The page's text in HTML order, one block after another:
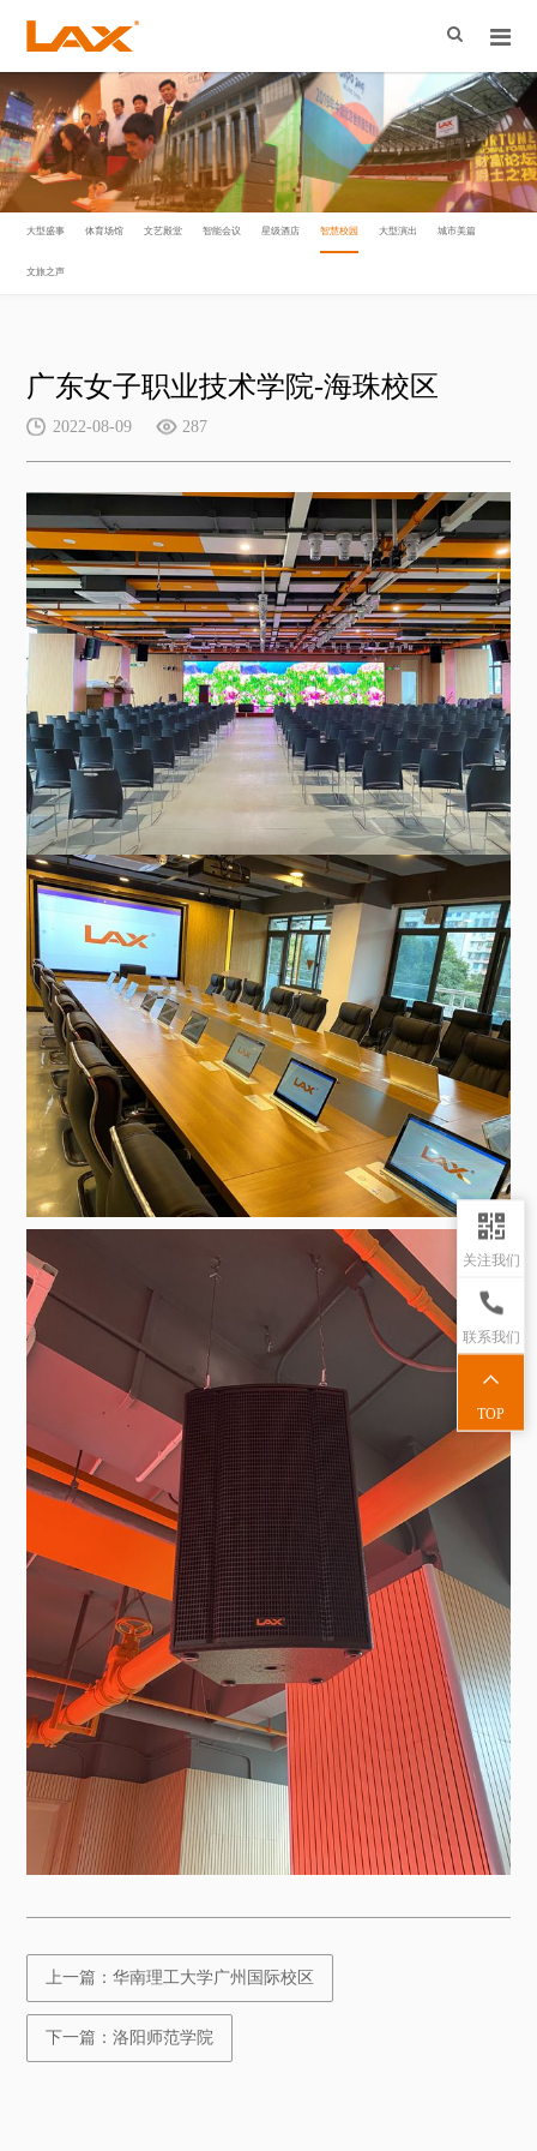
大型盛事 体育场馆 文艺殿堂 智能会议 星级酒店 智慧校园 大型演出 城市美篇
文旅之声
广东女子职业技术学院-海珠校区
2022-08-09 287
上一篇：华南理工大学广州国际校区
下一篇：洛阳师范学院
关注我们
联系我们
TOP